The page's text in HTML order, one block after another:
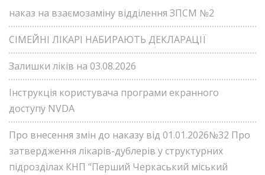
наказ на взаємозаміну відділення ЗПСМ №2
СІМЕЙНІ ЛІКАРІ НАБИРАЮТЬ ДЕКЛАРАЦІЇ
Залишки ліків на 03.08.2026
Інструкція користувача програми екранного
доступу NVDA
Про внесення змін до наказу від 01.01.2026№32 Про
затвердження лікарів-дублерів у структурних
підрозділах КНП “Перший Черкаський міський